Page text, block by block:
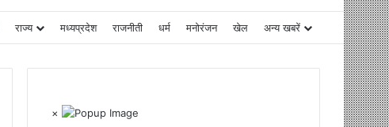
राज्य मध्यप्रदेश राजनीती धर्म मनोरंजन खेल अन्य खबरें
×